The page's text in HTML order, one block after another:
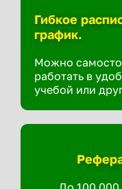
Гибкое
график.
Можно
работать в
учебой или